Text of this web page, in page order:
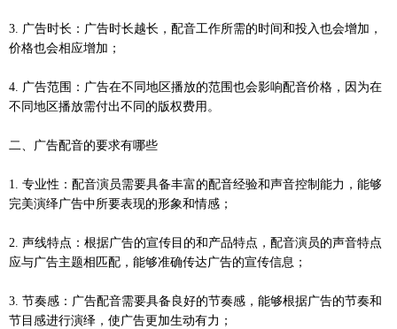
3. 广告时长：广告时长越长，配音工作所需的时间和投入也会增加，
价格也会相应增加；
4. 广告范围：广告在不同地区播放的范围也会影响配音价格，因为在
不同地区播放需付出不同的版权费用。
二、广告配音的要求有哪些
1. 专业性：配音演员需要具备丰富的配音经验和声音控制能力，能够
完美演绎广告中所要表现的形象和情感；
2. 声线特点：根据广告的宣传目的和产品特点，配音演员的声音特点
应与广告主题相匹配，能够准确传达广告的宣传信息；
3. 节奏感：广告配音需要具备良好的节奏感，能够根据广告的节奏和
节目感进行演绎，使广告更加生动有力；